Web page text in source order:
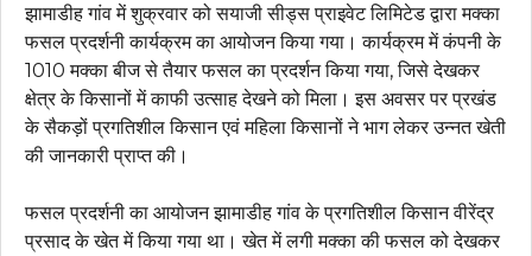
झामाडीह गांव में शुक्रवार को सयाजी सीड्स प्राइवेट लिमिटेड द्वारा मक्का
फसल प्रदर्शनी कार्यक्रम का आयोजन किया गया। कार्यक्रम में कंपनी के
1010 मक्का बीज से तैयार फसल का प्रदर्शन किया गया, जिसे देखकर
क्षेत्र के किसानों में काफी उत्साह देखने को मिला। इस अवसर पर प्रखंड
के सैकड़ों प्रगतिशील किसान एवं महिला किसानों ने भाग लेकर उन्नत खेती
की जानकारी प्राप्त की।
फसल प्रदर्शनी का आयोजन झामाडीह गांव के प्रगतिशील किसान वीरेंद्र
प्रसाद के खेत में किया गया था। खेत में लगी मक्का की फसल को देखकर